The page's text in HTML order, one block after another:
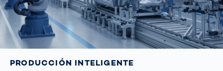
PRODUCCIÓN INTELIGENTE